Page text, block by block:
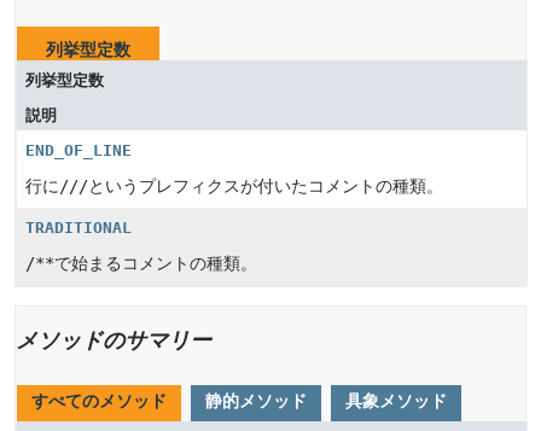
列挙型定数
列挙型定数
説明
END_OF_LINE
行に ///というプレフィクスが付いたコメントの種類。
TRADITIONAL
/**で始まるコメントの種類。
メソッドのサマリー
すべてのメソッド 静的メソッド 具象メソッド